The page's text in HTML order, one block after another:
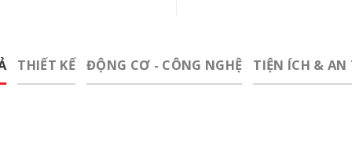
THIẾT KẾ ĐỘNG CƠ - CÔNG NGHỆ TIỆN ÍCH & AN